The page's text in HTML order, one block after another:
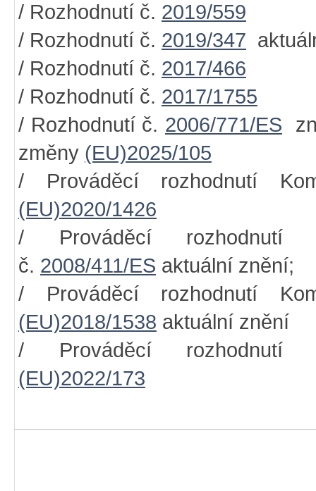
/ Rozhodnutí č. 2019/559
/ Rozhodnutí č. 2019/347
/ Rozhodnutí č. 2017/466
/ Rozhodnutí č. 2017/1755
/ Rozhodnutí č. 2006/771/ES
změny (EU)2025/105
/ Prováděcí rozhodnutí
(EU)2020/1426
/ Prováděcí rozhodnutí
č. 2008/411/ES aktuální znění;
/ Prováděcí rozhodnutí
(EU)2018/1538 aktuální znění
/ Prováděcí rozhodnutí
(EU)2022/173